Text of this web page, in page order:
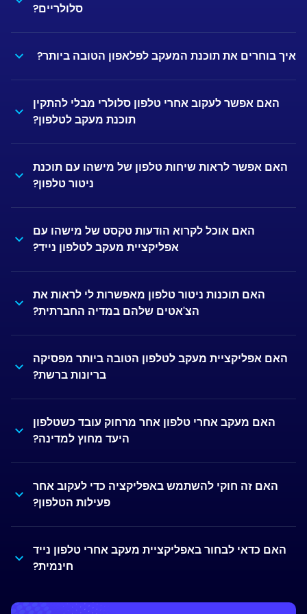
סלולריים?
איך בוחרים את תוכנת המעקב לפלאפון הטובה ביותר?
האם אפשר לעקוב אחרי טלפון סלולרי מבלי להתקין
תוכנת מעקב לטלפון?
האם אפשר לראות שיחות טלפון של מישהו עם תוכנת
ניטור טלפון?
האם אוכל לקרוא הודעות טקסט של מישהו עם
אפליקציית מעקב לטלפון נייד?
האם תוכנות ניטור טלפון מאפשרות לי לראות את
הצ'אטים שלהם במדיה החברתית?
האם אפליקציית מעקב לטלפון הטובה ביותר מפסיקה
בריונות ברשת?
האם מעקב אחרי טלפון אחר מרחוק עובד כשטלפון
היעד מחוץ למדינה?
האם זה חוקי להשתמש באפליקציה כדי לעקוב אחר
פעילות הטלפון?
האם כדאי לבחור באפליקציית מעקב אחרי טלפון נייד
חינמית?